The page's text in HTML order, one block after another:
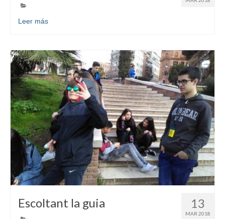
Leer más
13
MAR 2018
Escoltant la guia